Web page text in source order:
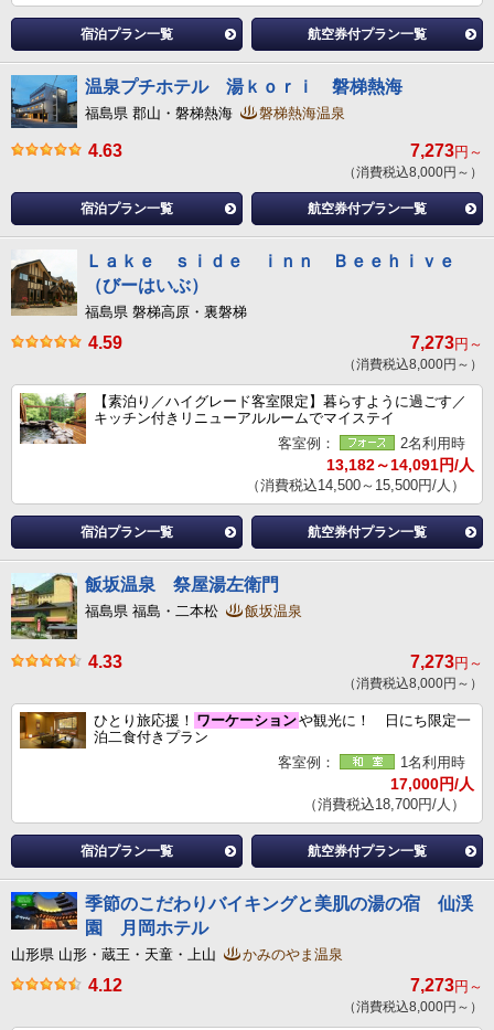
宿泊プラン一覧 航空券付プラン一覧
温泉プチホテル 湯ｋｏｒｉ 磐梯熱海
福島県 郡山・磐梯熱海 磐梯熱海温泉
4.63 7,273円～
（消費税込8,000円～）
宿泊プラン一覧 航空券付プラン一覧
Ｌａｋｅ ｓｉｄｅ ｉｎｎ Ｂｅｅｈｉｖｅ
（びーはいぶ）
福島県 磐梯高原・裏磐梯
4.59 7,273円～
（消費税込8,000円～）
【素泊り／ハイグレード客室限定】暮らすように過ごす／
キッチン付きリニューアルルームでマイステイ
客室例：
2名利用時
13,182～14,091円/人
（消費税込14,500～15,500円/人）
宿泊プラン一覧 航空券付プラン一覧
飯坂温泉 祭屋湯左衛門
福島県 福島・二本松 飯坂温泉
4.33 7,273円～
（消費税込8,000円～）
ひとり旅応援！ ワーケーションや観光に！ 日にち限定一
泊二食付きプラン
客室例：
1名利用時
17,000円/人
（消費税込18,700円/人）
宿泊プラン一覧 航空券付プラン一覧
季節のこだわりバイキングと美肌の湯の宿 仙渓
園 月岡ホテル
山形県 山形・蔵王・天童・上山 かみのやま温泉
4.12 7,273円～
（消費税込8,000円～）